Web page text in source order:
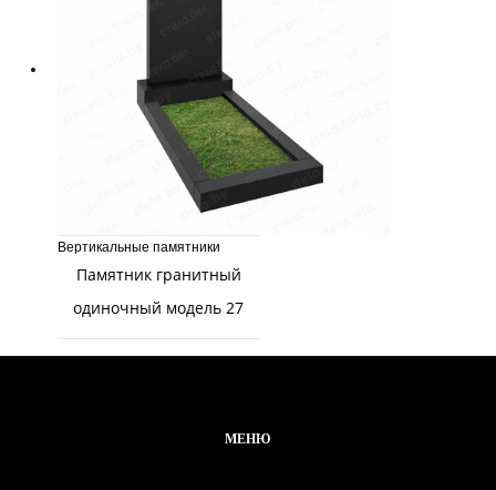
Вертикальные памятники
Памятник гранитный
одиночный модель 27
МЕНЮ